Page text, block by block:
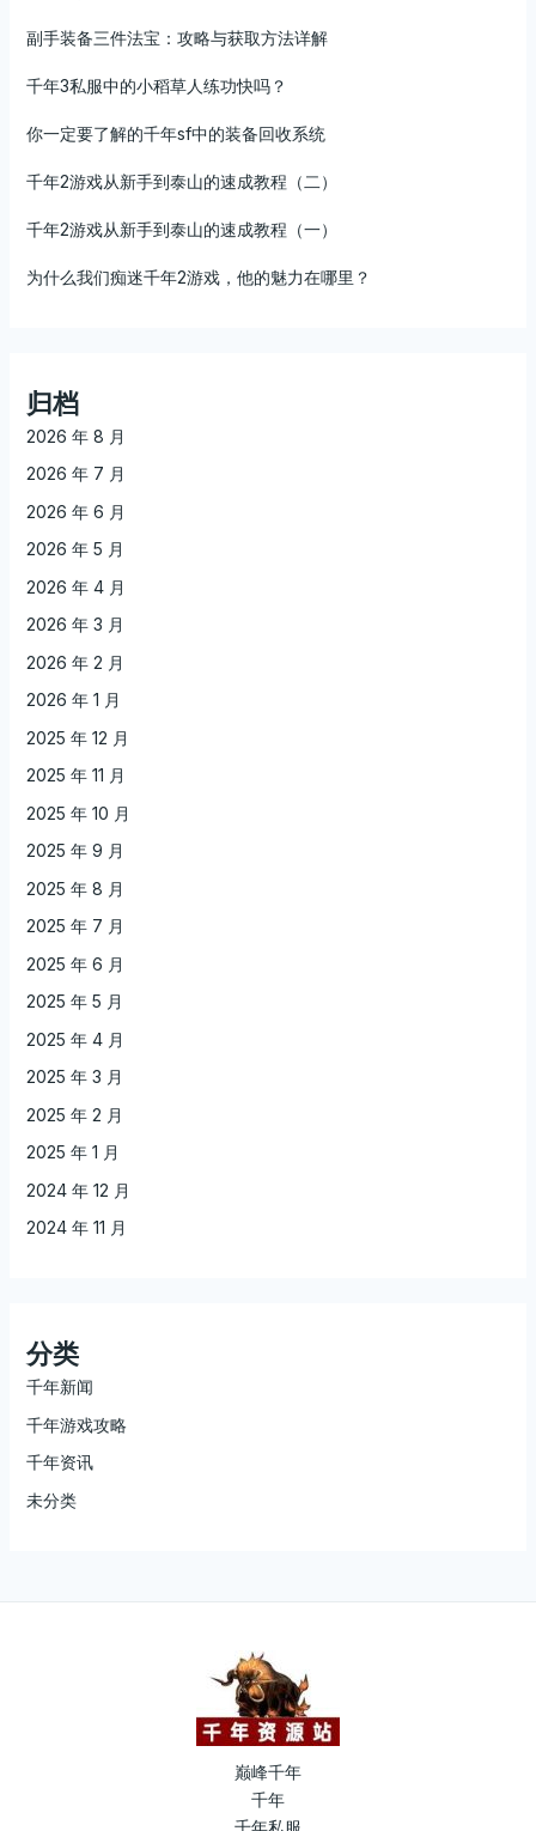
副手装备三件法宝：攻略与获取方法详解
千年3私服中的小稻草人练功快吗？
你一定要了解的千年sf中的装备回收系统
千年2游戏从新手到泰山的速成教程（二）
千年2游戏从新手到泰山的速成教程（一）
为什么我们痴迷千年2游戏，他的魅力在哪里？
归档
2026 年 8 月
2026 年 7 月
2026 年 6 月
2026 年 5 月
2026 年 4 月
2026 年 3 月
2026 年 2 月
2026 年 1 月
2025 年 12 月
2025 年 11 月
2025 年 10 月
2025 年 9 月
2025 年 8 月
2025 年 7 月
2025 年 6 月
2025 年 5 月
2025 年 4 月
2025 年 3 月
2025 年 2 月
2025 年 1 月
2024 年 12 月
2024 年 11 月
分类
千年新闻
千年游戏攻略
千年资讯
未分类
巅峰千年
千年
千年私服